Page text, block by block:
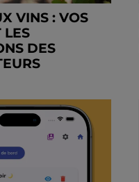
VINS : VOS
LES
DES